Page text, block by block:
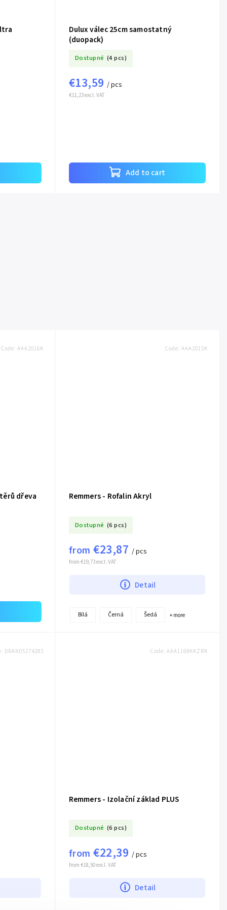
/ Švédská červená Dunkelgrau / Tmavě šedá
Dulux válec 25cm samostatný
(duopack)
Dostupné (4 pcs)
€11,23 excl. VAT
€13,59/ pcs
Add to cart
dřeva
Code: AAA2016K
Remmers - Rofalin Akryl
Dostupné (6 pcs)
from €19,73 excl. VAT
from €23,87 / pcs
Detail
Bílá Černá Šedá + more
Code: AAA2015K
DRAN05274283
Remmers - Izolační základ PLUS
Dostupné (6 pcs)
from €18,50 excl. VAT
from €22,39 / pcs
Detail
Code: AAA1168KKZRK